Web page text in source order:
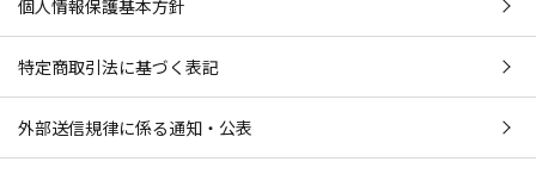
個人情報保護基本方針
特定商取引法に基づく表記
外部送信規律に係る通知・公表